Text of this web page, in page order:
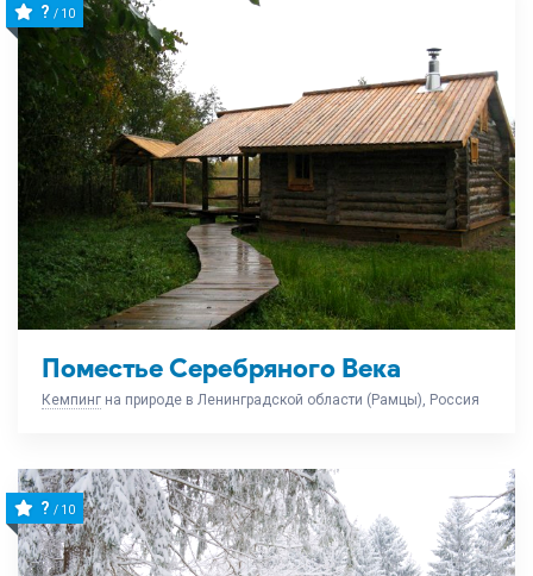
Поместье Серебряного Века
Кемпинг на природе в Ленинградской области (Рамцы), Россия
? / 10
? / 10